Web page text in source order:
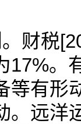
。财税
17%。
等有形
。远洋